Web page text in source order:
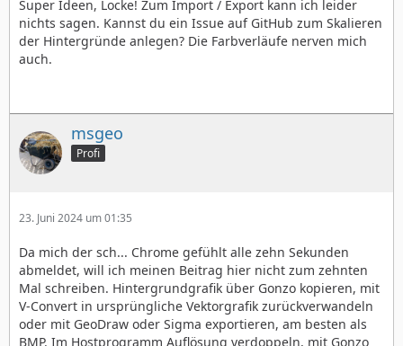
Super Ideen, Locke! Zum Import / Export kann ich leider
nichts sagen. Kannst du ein Issue auf GitHub zum Skalieren
der Hintergründe anlegen? Die Farbverläufe nerven mich
auch.
msgeo
Profi
23. Juni 2024 um 01:35
Da mich der sch... Chrome gefühlt alle zehn Sekunden
abmeldet, will ich meinen Beitrag hier nicht zum zehnten
Mal schreiben. Hintergrundgrafik über Gonzo kopieren, mit
V-Convert in ursprüngliche Vektorgrafik zurückverwandeln
oder mit GeoDraw oder Sigma exportieren, am besten als
BMP. Im Hostprogramm Auflösung verdoppeln, mit Gonzo